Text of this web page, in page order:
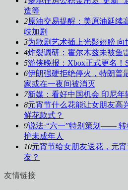
造等
2原油交易提醒：美原油延续
歧加剧
3为歌剧艺术插上光影翅膀
4炸裂调研：霍尔木兹未被鱼
5游侠晚报：Xbox正式更名！
6伊朗强硬拒绝停火，特朗普
家或在一夜间被消灭
7新媒：看好中国机会 印尼年
8元宵节什么花能让女朋友高
鲜花款式？
9说法·“六一”特别策划——
护未成年人
10元宵节给女朋友送花，元
友？
友情链接